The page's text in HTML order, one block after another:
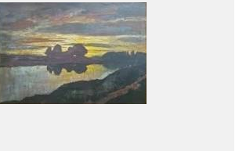
tijdens het Herfstsalon 1920 waar hij toen
als Firmin Baes, Henri Binard, Louis
en Gustave-Max Stevens.
in St. Louis (U.S.A.) in 1904
medaille toegekend. Zijn leven als